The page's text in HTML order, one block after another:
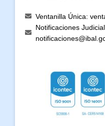
Ventanilla Única:
Notificaciones